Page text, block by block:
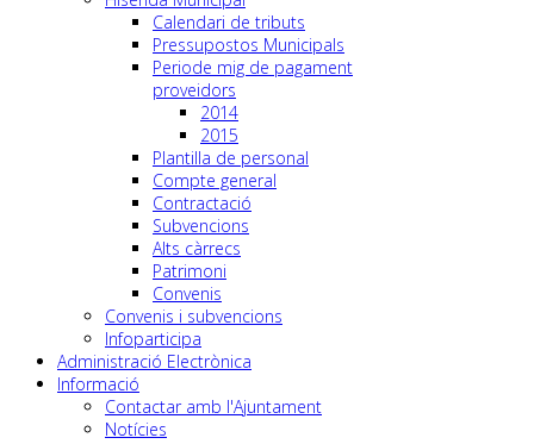
Calendari de tributs
Pressupostos Municipals
Periode mig de pagament
proveidors
2014
2015
Plantilla de personal
Compte general
Contractació
Subvencions
Alts càrrecs
Patrimoni
Convenis
Convenis i subvencions
Infoparticipa
Administració Electrònica
Informació
Contactar amb l'Ajuntament
Notícies